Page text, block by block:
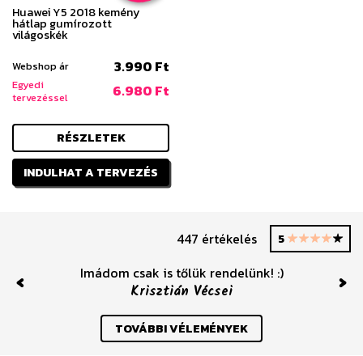
Huawei Y5 2018 kemény
hátlap gumírozott
világoskék
Webshop ár 3.990 Ft
Egyedi
tervezéssel
6.980 Ft
RÉSZLETEK
INDULHAT A TERVEZÉS
447 értékelés 5
Imádom csak is tőlük rendelünk! :)
Krisztián Vécsei
Previous
TOVÁBBI VÉLEMÉNYEK